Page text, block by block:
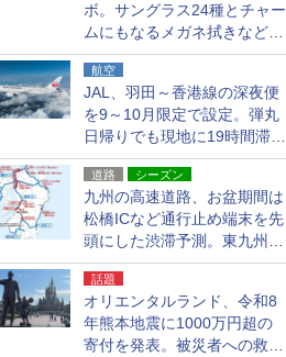
ボ。サングラス24種とチャー
ムにもなるメガネ拭きなど雑
貨24種
航空
JAL、羽田～香港線の深夜便
を9～10月限定で設定。弾丸
日帰りでも現地に19時間滞在
できる
道路 シーズン
九州の高速道路、お盆期間は
松橋ICなど通行止め端末を先
頭にした渋滞予測。東九州道
への迂回は料金調整を実施
話題
オリエンタルランド、令和8
年熊本地震に1000万円超の
寄付を発表。被災者への救援